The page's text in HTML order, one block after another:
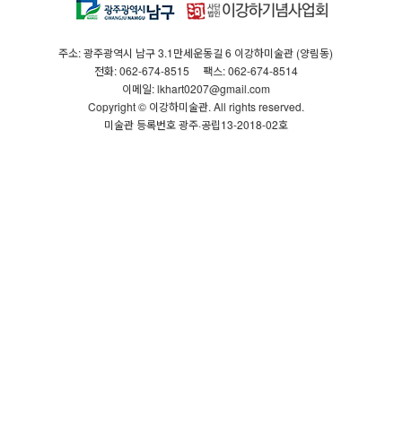
주소: 광주광역시 남구 3.1만세운동길 6 이강하미술관 (양림동)
전화: 062-674-8515
팩스: 062-674-8514
이메일: lkhart0207@gmail.com
Copyright © 이강하미술관. All rights reserved.
미술관 등록번호 광주·공립13-2018-02호